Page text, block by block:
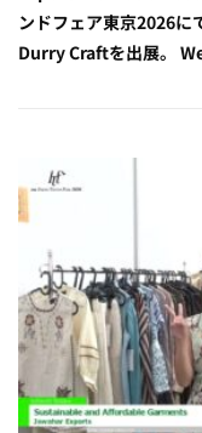
ンドフェア東京2026
Durry Craftを出展。